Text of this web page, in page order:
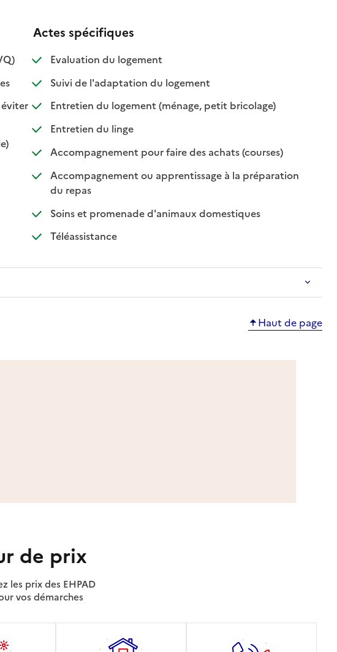
disponible
disponible
disponible
Actes spécifiques
Evaluation du logement: disponible
: non disponible
Suivi de l'adaptation du logement: disponible
: non disponible
Entretien du logement (ménage, petit bricolage): disponible
: non disponible
Entretien du linge: disponible
: non disponible
Accompagnement pour faire des achats (courses): disponible
: non
Accompagnement ou apprentissage à la préparation
du repas: disponible
: non disponible
Soins et promenade d'animaux domestiques: disponible
: non disponible
Téléassistance: disponible
: non disponible
Haut de page
de prix
les prix des EHPAD
vos démarches